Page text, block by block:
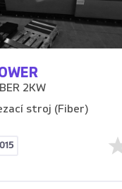
2KW
stroj (Fiber)